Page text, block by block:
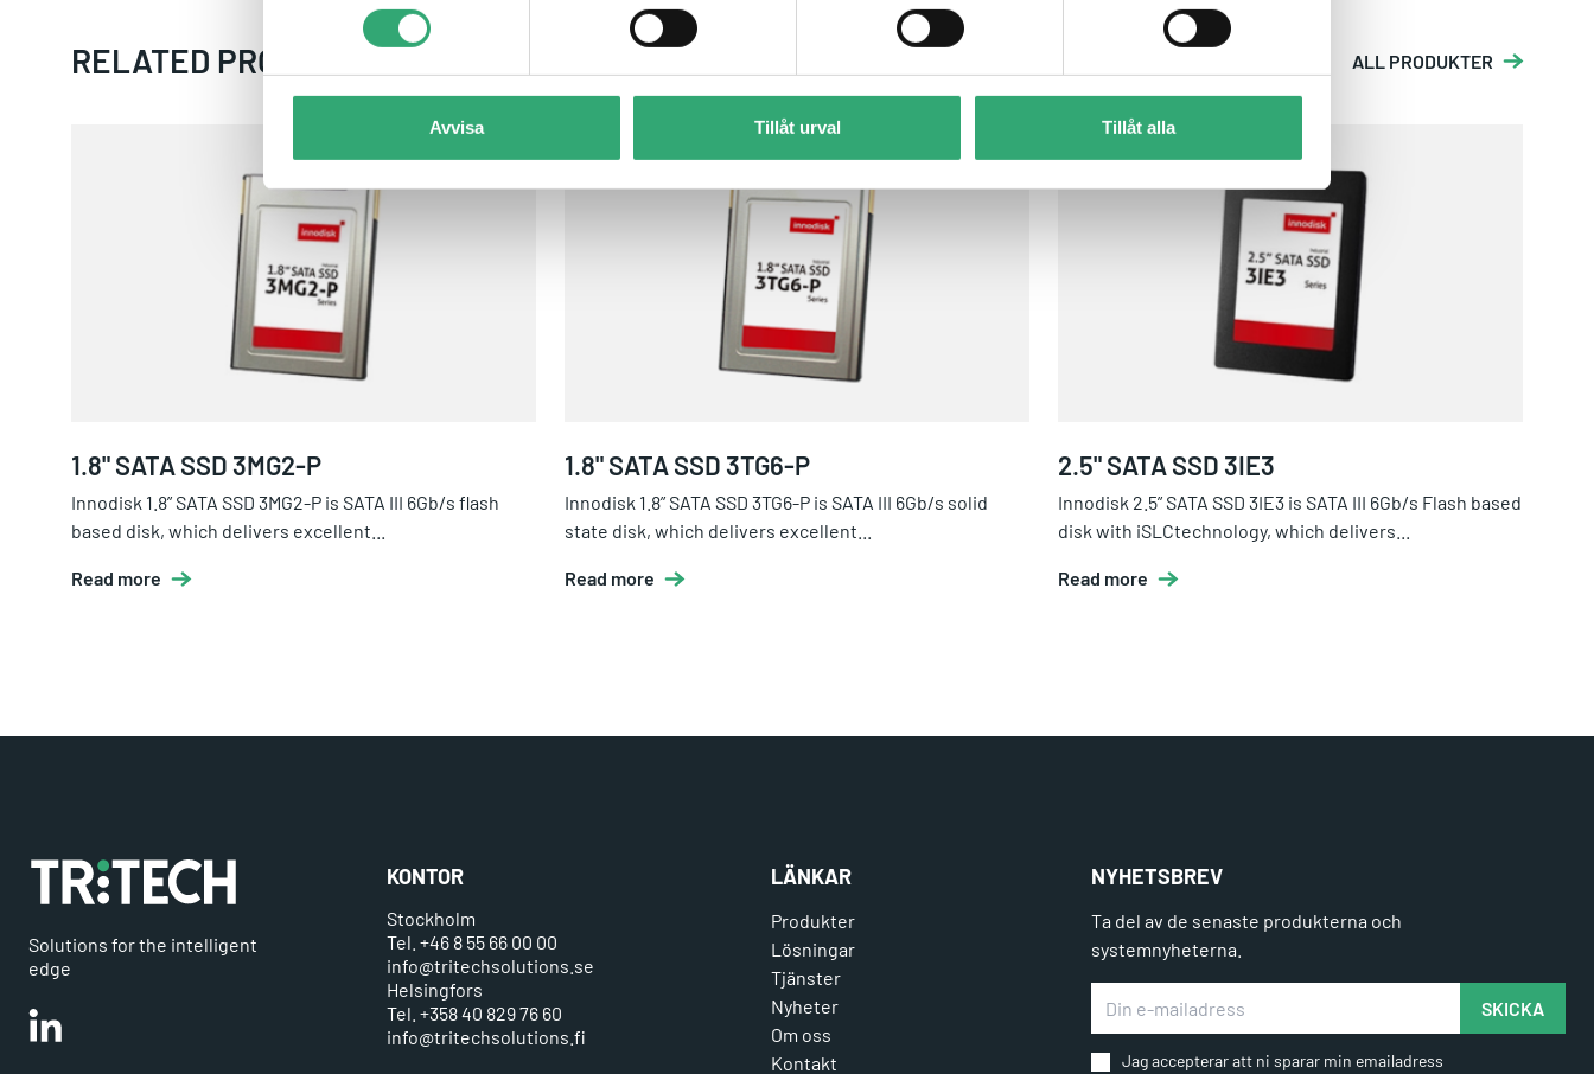
Avvisa Tillåt urval Tillåt alla
RELATED PRODUCTS ALL PRODUKTER
1.8" SATA SSD 3MG2-P
1.8" SATA SSD 3MG2-P
Innodisk 1.8” SATA SSD 3MG2-P is SATA III 6Gb/s flash
based disk, which delivers excellent...
Read more
1.8" SATA SSD 3TG6-P
1.8" SATA SSD 3TG6-P
Innodisk 1.8” SATA SSD 3TG6-P is SATA III 6Gb/s solid
state disk, which delivers excellent...
Read more
2.5" SATA SSD 3IE3
2.5" SATA SSD 3IE3
Innodisk 2.5” SATA SSD 3IE3 is SATA III 6Gb/s Flash based
disk with iSLCtechnology, which delivers...
Read more
Solutions for the intelligent
edge
Linkedin
KONTOR
Stockholm
Tel. +46 8 55 66 00 00
info@tritechsolutions.se
Helsingfors
Tel. +358 40 829 76 60
info@tritechsolutions.fi
LÄNKAR
Produkter
Lösningar
Tjänster
Nyheter
Om oss
Kontakt
NYHETSBREV
Ta del av de senaste produkterna och
systemnyheterna.
SKICKA
Jag accepterar att ni sparar min emailadress